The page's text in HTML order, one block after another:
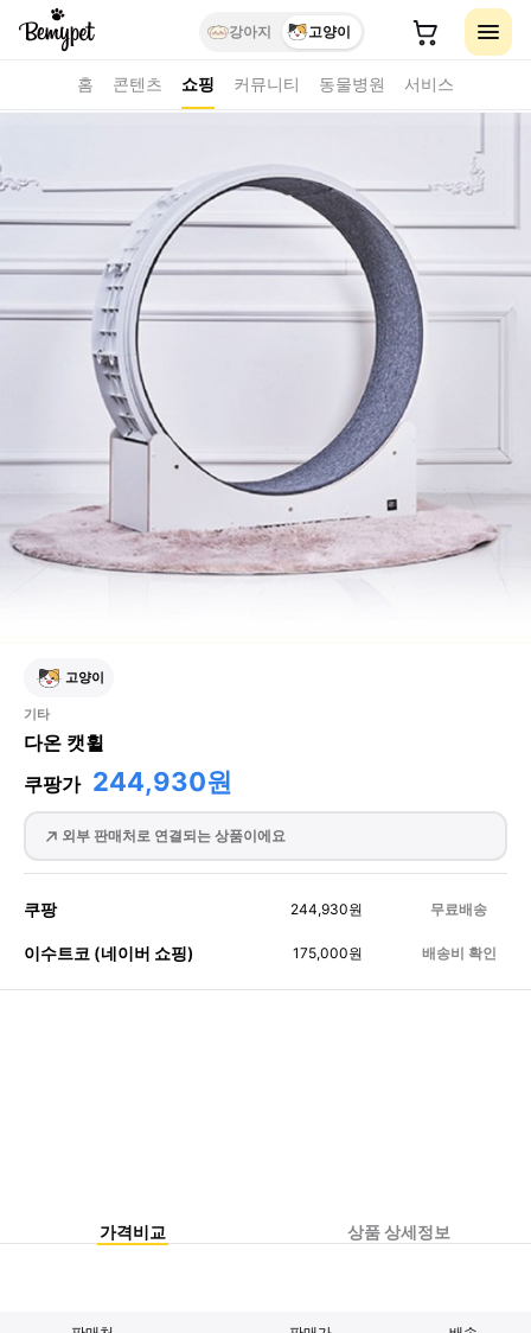
강아지 고양이
홈 콘텐츠 쇼핑 커뮤니티 동물병원 서비스
고양이
기타
다온 캣휠
쿠팡가 244,930원
외부 판매처로 연결되는 상품이에요
쿠팡 244,930원 무료배송
이수트코 (네이버 쇼핑) 175,000원 배송비 확인
가격비교 상품 상세정보